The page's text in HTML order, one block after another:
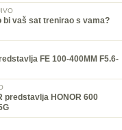
bi vaš sat trenirao s vama?
FE 100-400MM F5.6-
predstavlja HONOR 600